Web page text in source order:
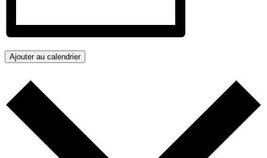
Ajouter au calendrier